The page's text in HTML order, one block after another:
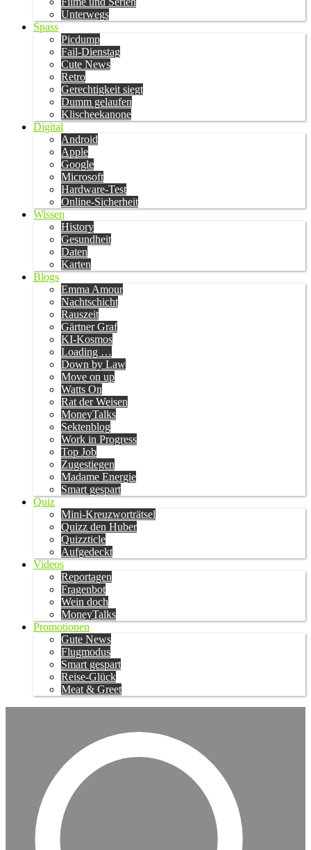
Unterwegs
Spass
Picdump
Fail-Dienstag
Cute News
Retro
Gerechtigkeit siegt
Dumm gelaufen
Klischeekanone
Digital
Android
Apple
Google
Microsoft
Hardware-Test
Online-Sicherheit
Wissen
History
Gesundheit
Daten
Karten
Blogs
Emma Amour
Nachtschicht
Rauszeit
Gärtner Graf
KI-Kosmos
Loading …
Down by Law
Move on up
Watts On
Rat der Weisen
MoneyTalks
Sektenblog
Work in Progress
Top Job
Zugestiegen
Madame Energie
Smart gespart
Quiz
Mini-Kreuzworträtsel
Quizz den Huber
Quizzticle
Aufgedeckt
Videos
Reportagen
Fragenbot
Wein doch
MoneyTalks
Promotionen
Gute News
Flugmodus
Smart gespart
Reise-Glück
Meat & Greet